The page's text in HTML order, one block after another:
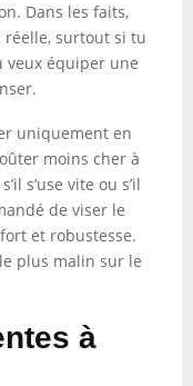
Dans les faits,
surtout si tu
veux équiper une
uniquement en
moins cher à
s’use vite ou s’il
de viser le
et robustesse.
le plus malin sur le
à